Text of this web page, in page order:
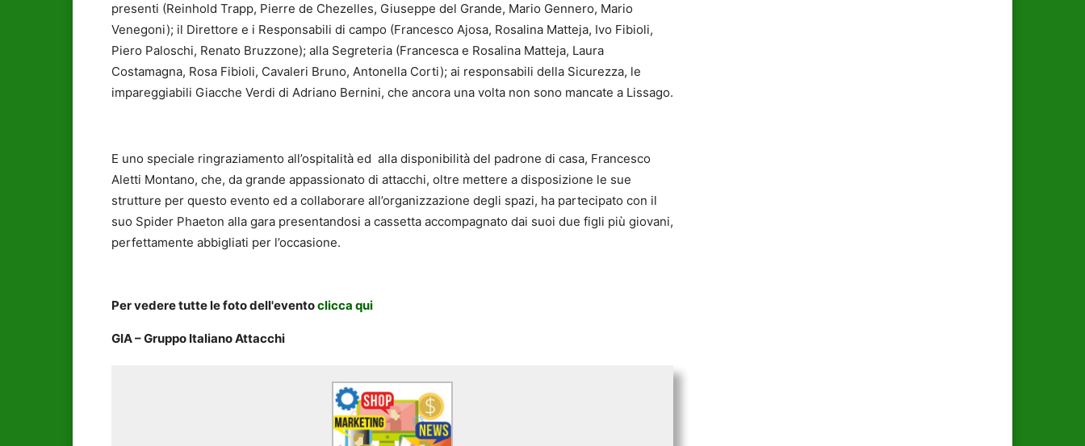
presenti (Reinhold Trapp, Pierre de Chezelles, Giuseppe del Grande, Mario Gennero, Mario
Venegoni); il Direttore e i Responsabili di campo (Francesco Ajosa, Rosalina Matteja, Ivo Fibioli,
Piero Paloschi, Renato Bruzzone); alla Segreteria (Francesca e Rosalina Matteja, Laura
Costamagna, Rosa Fibioli, Cavaleri Bruno, Antonella Corti); ai responsabili della Sicurezza, le
impareggiabili Giacche Verdi di Adriano Bernini, che ancora una volta non sono mancate a Lissago.
E uno speciale ringraziamento all’ospitalità ed alla disponibilità del padrone di casa, Francesco
Aletti Montano, che, da grande appassionato di attacchi, oltre mettere a disposizione le sue
strutture per questo evento ed a collaborare all’organizzazione degli spazi, ha partecipato con il
suo Spider Phaeton alla gara presentandosi a cassetta accompagnato dai suoi due figli più giovani,
perfettamente abbigliati per l’occasione.
Per vedere tutte le foto dell'eventoclicca qui
GIA – Gruppo Italiano Attacchi